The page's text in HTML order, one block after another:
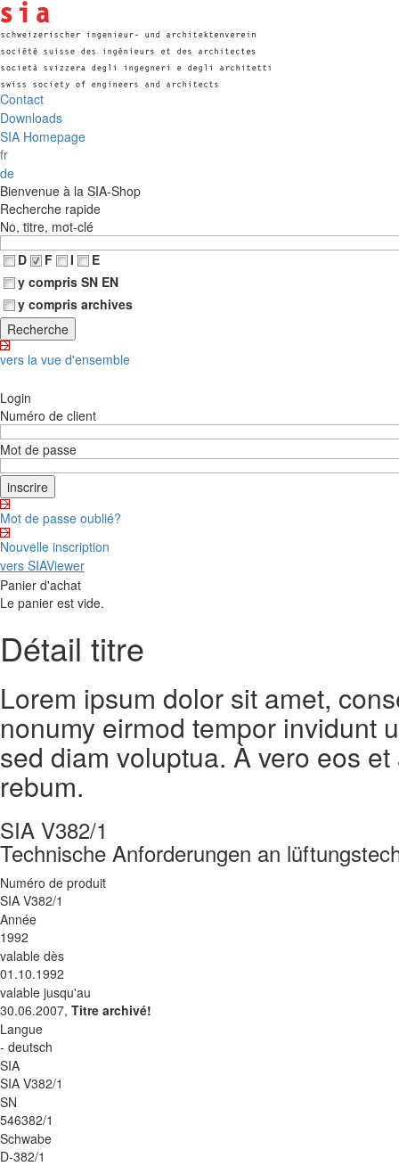
Contact
Downloads
SIA Homepage
fr
de
Bienvenue à la SIA-Shop
Recherche rapide
No, titre, mot-clé
D
F I
E
y compris SN EN
y compris archives
vers la vue d'ensemble
Login
Numéro de client
Mot de passe
Mot de passe oublié?
Nouvelle inscription
vers SIAViewer
Panier d'achat
Le panier est vide.
Détail titre
Lorem ipsum dolor sit amet,
nonumy eirmod tempor invidunt
sed diam voluptua. À vero eos
rebum.
SIA V382/1
Technische Anforderungen an
Numéro de produit
SIA V382/1
Année
1992
valable dès
01.10.1992
valable jusqu'au
30.06.2007, Titre archivé!
Langue
- deutsch
SIA
SIA V382/1
SN
546382/1
Schwabe
D-382/1